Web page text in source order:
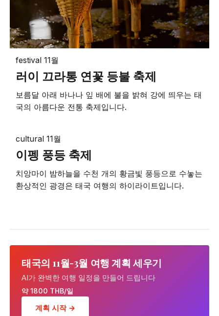
festival 11월
러이 끄라통 연꽃 등불 축제
보름달 아래 바나나 잎 배에 불을 밝혀 강에 띄우는 태
국의 아름다운 전통 축제입니다.
cultural 11월
이펭 풍등 축제
치앙마이 밤하늘을 수천 개의 황금빛 풍등으로 수놓는
환상적인 광경은 태국 여행의 하이라이트입니다.
태국의 11월-3월 여행 계획 세우기
AI가 완벽한 여행 일정을 만들어 드립니다
약 1800 THB/일
계획 시작 →